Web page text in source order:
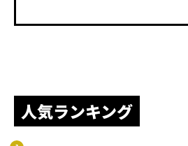
人気ランキング